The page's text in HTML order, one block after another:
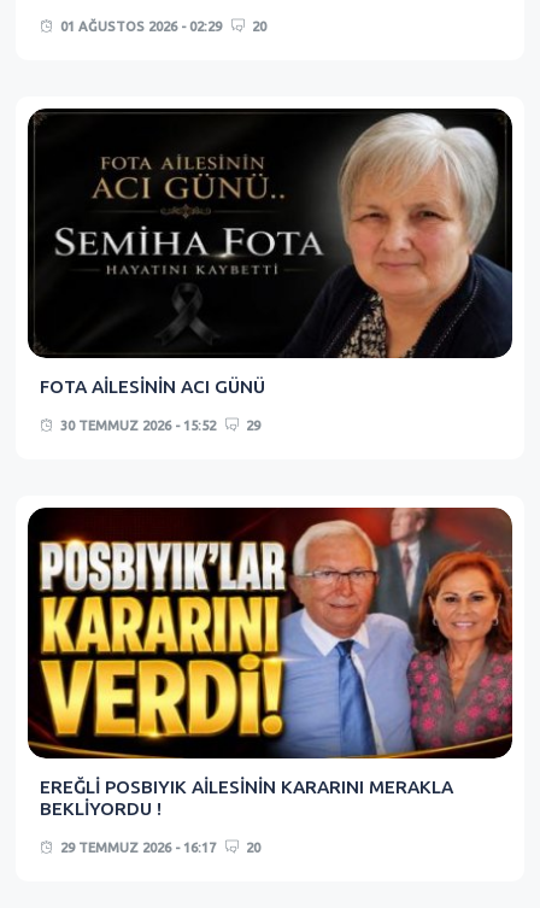
01 AĞUSTOS 2026 - 02:29 20
FOTA AİLESİNİN ACI GÜNÜ
30 TEMMUZ 2026 - 15:52 29
EREĞLİ POSBIYIK AİLESİNİN KARARINI MERAKLA
BEKLİYORDU !
29 TEMMUZ 2026 - 16:17 20